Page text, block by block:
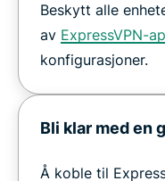
Beskytt alle
av ExpressVPN-
konfigurasjoner.
Bli klar med en
Å koble til